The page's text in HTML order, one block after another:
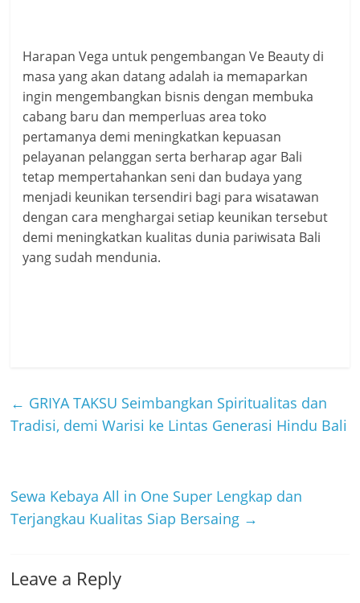
Harapan Vega untuk pengembangan Ve Beauty di
masa yang akan datang adalah ia memaparkan
ingin mengembangkan bisnis dengan membuka
cabang baru dan memperluas area toko
pertamanya demi meningkatkan kepuasan
pelayanan pelanggan serta berharap agar Bali
tetap mempertahankan seni dan budaya yang
menjadi keunikan tersendiri bagi para wisatawan
dengan cara menghargai setiap keunikan tersebut
demi meningkatkan kualitas dunia pariwisata Bali
yang sudah mendunia.
← GRIYA TAKSU Seimbangkan Spiritualitas dan
Tradisi, demi Warisi ke Lintas Generasi Hindu Bali
Sewa Kebaya All in One Super Lengkap dan
Terjangkau Kualitas Siap Bersaing →
Leave a Reply